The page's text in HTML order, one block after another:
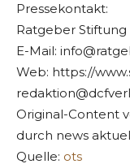
Pressekontakt:
Ratgeber Stiftung
E-Mail:
Web: https://
Original-Content
durch news
Quelle: ots